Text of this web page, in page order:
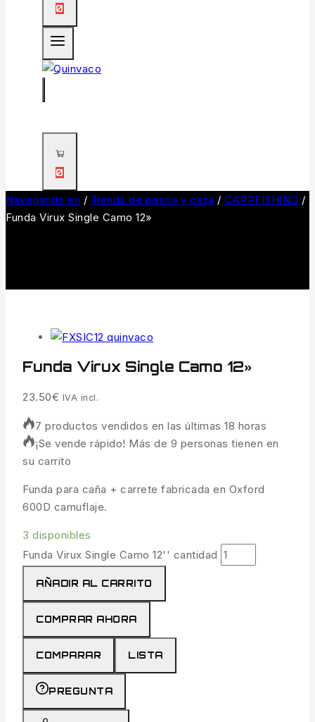
0
0
Navegando en / Tienda de pesca y caza / CARPFISHING /
Funda Virux Single Camo 12»
Funda Virux Single Camo 12»
23.50€ IVA incl.
7 productos vendidos en las últimas 18 horas
¡Se vende rápido! Más de 9 personas tienen en
su carrito
Funda para caña + carrete fabricada en Oxford
600D camuflaje.
3 disponibles
Funda Virux Single Camo 12'' cantidad
AÑADIR AL CARRITO
COMPRAR AHORA
COMPARAR LISTA
PREGUNTA